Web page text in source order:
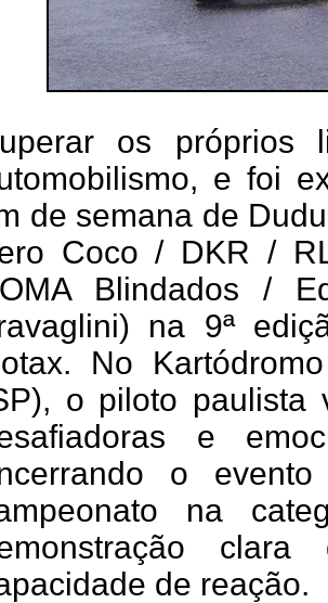
os próprios
e foi
de semana de
Coco / DKR /
Blindados /
na 9ª
No
o piloto paulista
e
o
na
de reação.